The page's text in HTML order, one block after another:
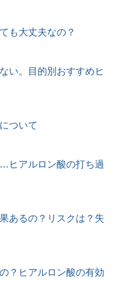
も大丈夫なの？
い。目的別おすすめヒ
ついて
ヒアルロン酸の打ち過
あるの？リスクは？失
？ヒアルロン酸の有効